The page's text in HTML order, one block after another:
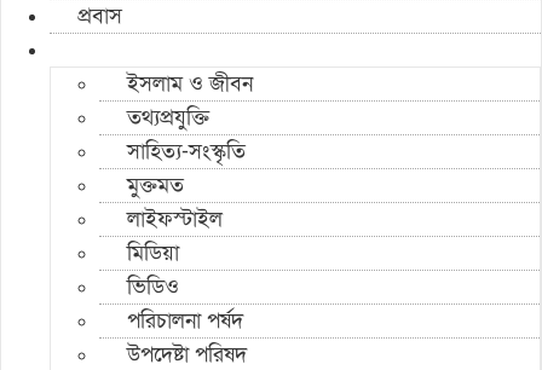
প্রবাস
ইসলাম ও জীবন
তথ্যপ্রযুক্তি
সাহিত্য-সংস্কৃতি
মুক্তমত
লাইফস্টাইল
মিডিয়া
ভিডিও
পরিচালনা পর্ষদ
উপদেষ্টা পরিষদ